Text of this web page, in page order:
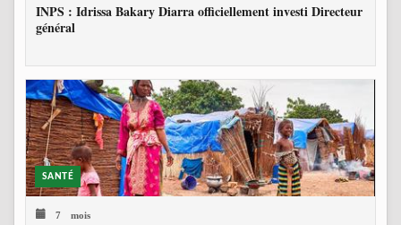
INPS : Idrissa Bakary Diarra officiellement investi Directeur
général
SANTÉ
7 mois